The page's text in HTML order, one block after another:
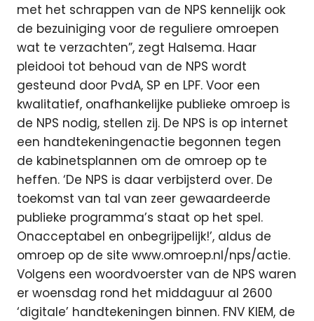
met het schrappen van de NPS kennelijk ook
de bezuiniging voor de reguliere omroepen
wat te verzachten”, zegt Halsema. Haar
pleidooi tot behoud van de NPS wordt
gesteund door PvdA, SP en LPF. Voor een
kwalitatief, onafhankelijke publieke omroep is
de NPS nodig, stellen zij. De NPS is op internet
een handtekeningenactie begonnen tegen
de kabinetsplannen om de omroep op te
heffen. ‘De NPS is daar verbijsterd over. De
toekomst van tal van zeer gewaardeerde
publieke programma’s staat op het spel.
Onacceptabel en onbegrijpelijk!’, aldus de
omroep op de site www.omroep.nl/nps/actie.
Volgens een woordvoerster van de NPS waren
er woensdag rond het middaguur al 2600
‘digitale’ handtekeningen binnen. FNV KIEM, de